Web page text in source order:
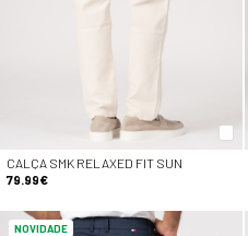
CALÇA SMK RELAXED FIT SUN
79.99€
NOVIDADE